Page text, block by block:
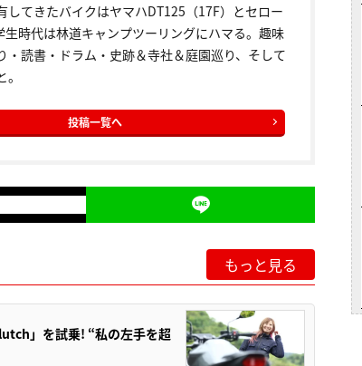
してきたバイクはヤマハDT125（17F）とセロー
生時代は林道キャンプツーリングにハマる。趣味
・読書・ドラム・史跡＆寺社＆庭園巡り、そして
投稿一覧へ
もっと見る
」を試乗! “私の左手を超